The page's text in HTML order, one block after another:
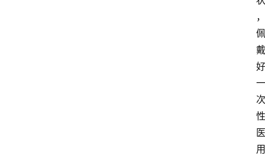
，
佩
戴
好
一
次
性
医
用